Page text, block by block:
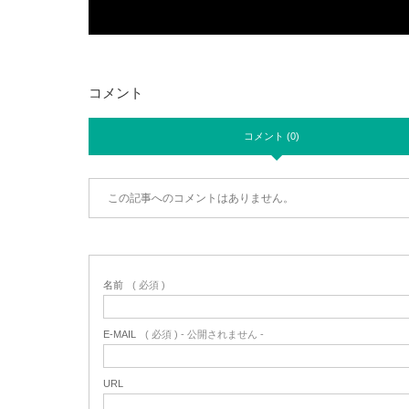
コメント
コメント (0)
この記事へのコメントはありません。
名前 ( 必須 )
E-MAIL ( 必須 ) - 公開されません -
URL